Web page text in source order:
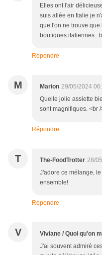
Elles ont l'air
suis allée en Italie je
que l'on ne trouve
boutiques
Répondre
M Marion 29/05/2024
Quelle jolie assiette
sont magnifiques. <br
Répondre
T The-FoodTrotter 28/
J'adore ce mélange,
ensemble!
Répondre
V Viviane / Quoi qu'on
J'ai souvent admiré